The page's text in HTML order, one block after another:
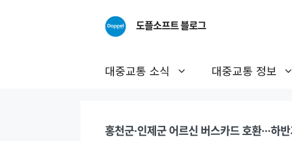
도플소프트 블로그
대중교통 소식 대중교통 정보
홍천군·인제군 어르신 버스카드 호환···하